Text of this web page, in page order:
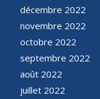
décembre 2022
novembre 2022
octobre 2022
septembre 2022
août 2022
juillet 2022